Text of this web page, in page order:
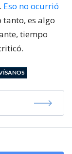
Eso no ocurrió
tanto, es algo
tiempo